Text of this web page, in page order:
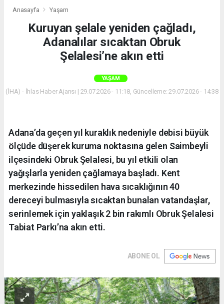
Anasayfa Yaşam
Kuruyan şelale yeniden çağladı,
Adanalılar sıcaktan Obruk
Şelalesi’ne akın etti
YAŞAM
(İHA) - İhlas Haber Ajansı | 29.07.2026 - 11:18, Güncelleme: 29.07.2026 - 14:38
Adana’da geçen yıl kuraklık nedeniyle debisi büyük
ölçüde düşerek kuruma noktasına gelen Saimbeyli
ilçesindeki Obruk Şelalesi, bu yıl etkili olan
yağışlarla yeniden çağlamaya başladı. Kent
merkezinde hissedilen hava sıcaklığının 40
dereceyi bulmasıyla sıcaktan bunalan vatandaşlar,
serinlemek için yaklaşık 2 bin rakımlı Obruk Şelalesi
Tabiat Parkı’na akın etti.
ABONE OL